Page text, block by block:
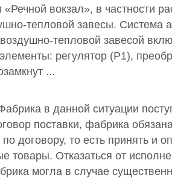
«Речной вокзал», в частности
тепловой завесы. Система
тепловой завесой
регулятор (Р1),
...
в данной ситуации
поставки, фабрика
договору, то есть принять и
товары. Отказаться от
могла в случае